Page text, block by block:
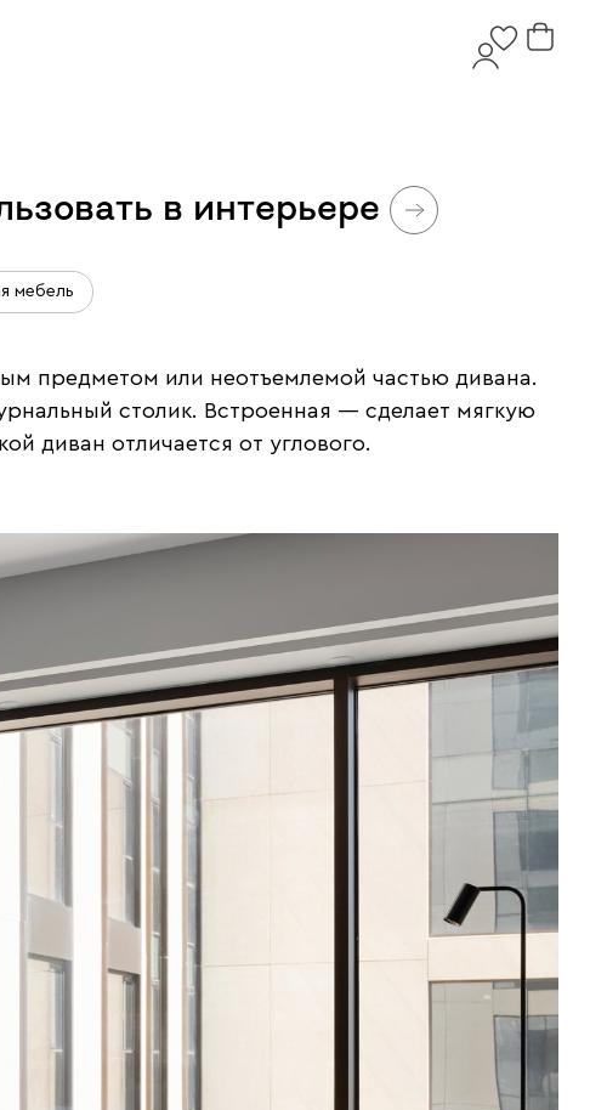
в интерьере
мебель
предметом или неотъемлемой частью дивана.
столик. Встроенная — сделает мягкую
диван отличается от углового.